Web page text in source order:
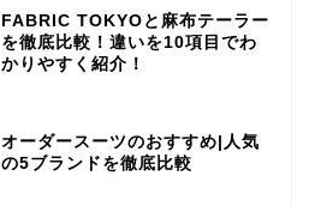
FABRIC TOKYOと麻布テーラー
を徹底比較！違いを10項目でわ
かりやすく紹介！
オーダースーツのおすすめ|人気
の5ブランドを徹底比較